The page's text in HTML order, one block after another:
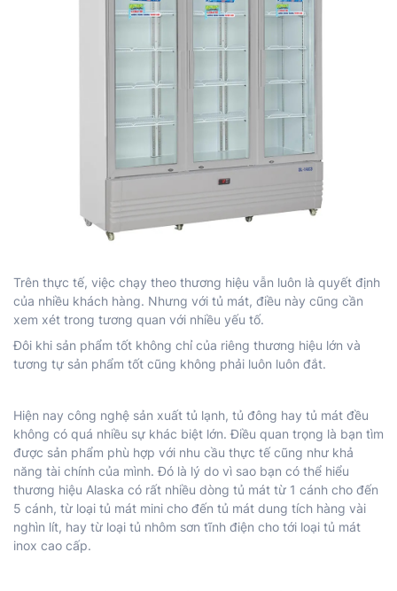
Trên thực tế, việc chạy theo thương hiệu vẫn luôn là quyết định
của nhiều khách hàng. Nhưng với tủ mát, điều này cũng cần
xem xét trong tương quan với nhiều yếu tố.
Đôi khi sản phẩm tốt không chỉ của riêng thương hiệu lớn và
tương tự sản phẩm tốt cũng không phải luôn luôn đắt.
Hiện nay công nghệ sản xuất tủ lạnh, tủ đông hay tủ mát đều
không có quá nhiều sự khác biệt lớn. Điều quan trọng là bạn tìm
được sản phẩm phù hợp với nhu cầu thực tế cũng như khả
năng tài chính của mình. Đó là lý do vì sao bạn có thể hiểu
thương hiệu Alaska có rất nhiều dòng tủ mát từ 1 cánh cho đến
5 cánh, từ loại tủ mát mini cho đến tủ mát dung tích hàng vài
nghìn lít, hay từ loại tủ nhôm sơn tĩnh điện cho tới loại tủ mát
inox cao cấp.